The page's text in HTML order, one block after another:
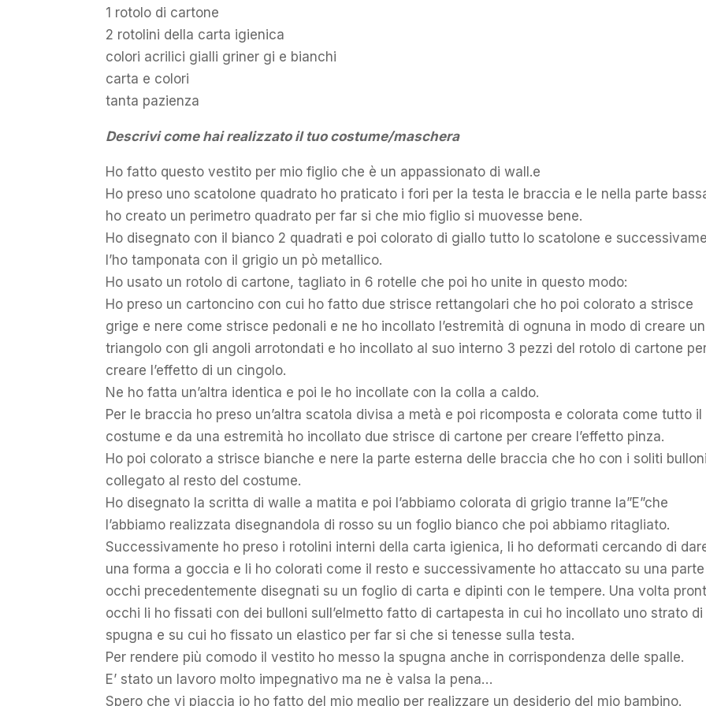
1 rotolo di cartone
2 rotolini della carta igienica
colori acrilici gialli griner gi e bianchi
carta e colori
tanta pazienza
Descrivi come hai realizzato il tuo costume/maschera
Ho fatto questo vestito per mio figlio che è un appassionato di wall.e
Ho preso uno scatolone quadrato ho praticato i fori per la testa le braccia e le nella parte
ho creato un perimetro quadrato per far si che mio figlio si muovesse bene.
Ho disegnato con il bianco 2 quadrati e poi colorato di giallo tutto lo scatolone e
l’ho tamponata con il grigio un pò metallico.
Ho usato un rotolo di cartone, tagliato in 6 rotelle che poi ho unite in questo modo:
Ho preso un cartoncino con cui ho fatto due strisce rettangolari che ho poi colorato a strisce
grige e nere come strisce pedonali e ne ho incollato l’estremità di ognuna in modo di creare un
triangolo con gli angoli arrotondati e ho incollato al suo interno 3 pezzi del rotolo di cartone
creare l’effetto di un cingolo.
Ne ho fatta un’altra identica e poi le ho incollate con la colla a caldo.
Per le braccia ho preso un’altra scatola divisa a metà e poi ricomposta e colorata come tutto il
costume e da una estremità ho incollato due strisce di cartone per creare l’effetto pinza.
Ho poi colorato a strisce bianche e nere la parte esterna delle braccia che ho con i soliti bulloni
collegato al resto del costume.
Ho disegnato la scritta di walle a matita e poi l’abbiamo colorata di grigio tranne la”E”che
l’abbiamo realizzata disegnandola di rosso su un foglio bianco che poi abbiamo ritagliato.
Successivamente ho preso i rotolini interni della carta igienica, li ho deformati cercando di
una forma a goccia e li ho colorati come il resto e successivamente ho attaccato su una
occhi precedentemente disegnati su un foglio di carta e dipinti con le tempere. Una volta
occhi li ho fissati con dei bulloni sull’elmetto fatto di cartapesta in cui ho incollato uno strato di
spugna e su cui ho fissato un elastico per far si che si tenesse sulla testa.
Per rendere più comodo il vestito ho messo la spugna anche in corrispondenza delle spalle.
E’ stato un lavoro molto impegnativo ma ne è valsa la pena…
Spero che vi piaccia io ho fatto del mio meglio per realizzare un desiderio del mio bambino.